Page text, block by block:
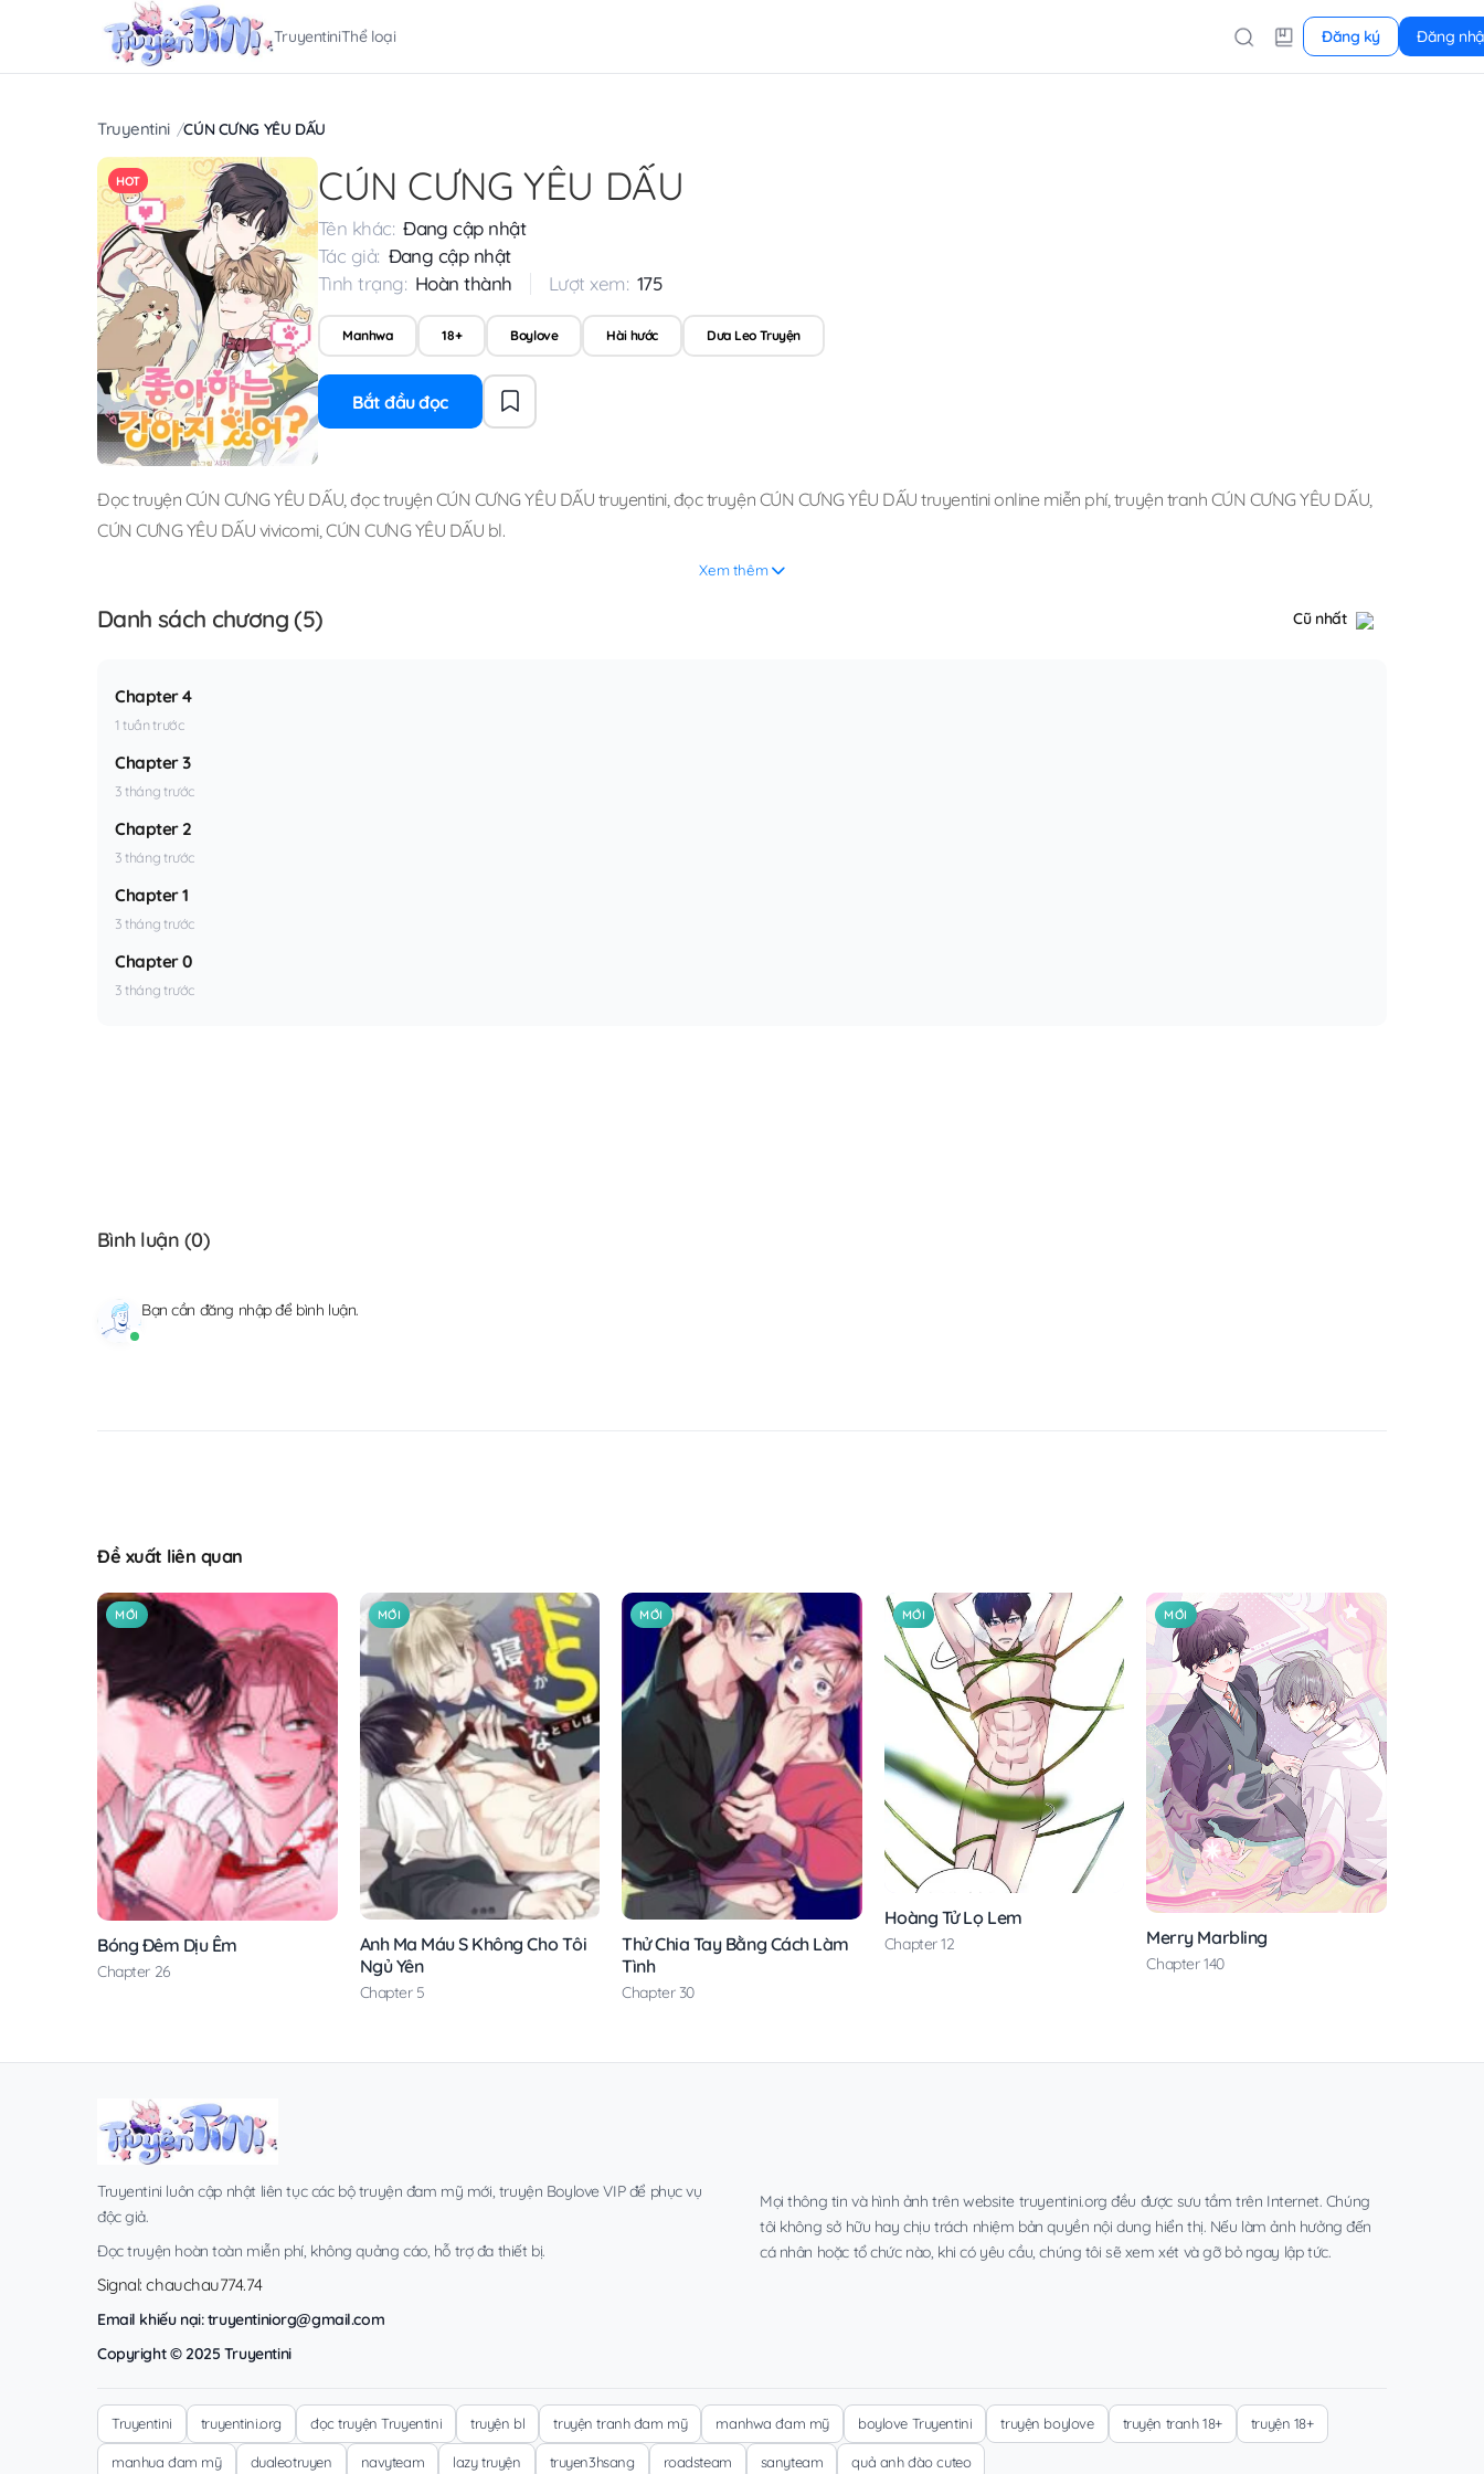
TruyentiniThể loại Đăng ký Đăng
Truyentini CÚN CƯNG YÊU DẤU
HOT CÚN CƯNG YÊU DẤU
Tên khác: Đang cập nhật
Tác giả: Đang cập nhật
Tình trạng: Hoàn thành Lượt xem: 175
Manhwa 18+ Boylove Hài hước Dưa Leo Truyện
Bắt đầu đọc
Đọc truyện CÚN CƯNG YÊU DẤU,đọc truyện CÚN CƯNG YÊU DẤU truyentini,đọc truyện CÚN CƯNG YÊU DẤU truyentini online miễn phí,truyện tranh CÚN CƯNG YÊU DẤU,
CÚN CƯNG YÊU DẤU vivicomi,CÚN CƯNG YÊU DẤU bl.
Xem thêm
Danh sách chương (5) Cũ nhất
Chapter 4
1 tuần trước
Chapter 3
3 tháng trước
Chapter 2
3 tháng trước
Chapter 1
3 tháng trước
Chapter 0
3 tháng trước
Bình luận (0)
Bạn cần đăng nhậpđể bình luận.
Đề xuất liên quan
MỚI
Bóng Đêm Dịu Êm
Chapter 26
MỚI
Anh Ma Máu S Không Cho Tôi
Ngủ Yên
Chapter 5
MỚI
Thử Chia Tay Bằng Cách Làm
Tình
Chapter 30
MỚI
Hoàng Tử Lọ Lem
Chapter 12
MỚI
Merry Marbling
Chapter 140
Truyentini luôn cập nhật liên tục các bộ truyện đam mỹ mới, truyện Boylove VIP để phục vụ
độc giả.
Đọc truyện hoàn toàn miễn phí, không quảng cáo, hỗ trợ đa thiết bị.
Signal: chauchau774.74
Email khiếu nại:truyentiniorg@gmail.com
Copyright © 2025 Truyentini
Mọi thông tin và hình ảnh trên website truyentini.org đều được sưu tầm trên Internet. Chúng
tôi không sở hữu hay chịu trách nhiệm bản quyền nội dung hiển thị. Nếu làm ảnh hưởng đến
cá nhân hoặc tổ chức nào, khi có yêu cầu, chúng tôi sẽ xem xét và gỡ bỏ ngay lập tức.
Truyentini truyentini.org đọc truyện Truyentini truyện bl truyện tranh đam mỹ manhwa đam mỹ boylove Truyentini truyện boylove truyện tranh 18+ truyện 18+
manhua đam mỹ dualeotruyen navyteam lazy truyện truyen3hsang roadsteam sanyteam quả anh đào cuteo